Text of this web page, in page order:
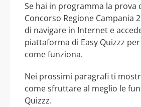
Se hai in programma la prova
Concorso Regione Campania
di navigare in Internet e
piattaforma di Easy Quizzz
come funziona.
Nei prossimi paragrafi ti
come sfruttare al meglio le
Quizzz.